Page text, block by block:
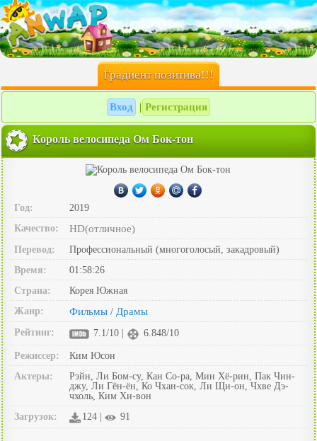
Градиент позитива!!!
Вход Регистрация
Король велосипеда Ом Бок-тон
Год:
2019
Качество:
HD(отличное)
Перевод:
Профессиональный (многоголосый, закадровый)
Время:
01:58:26
Страна:
Корея Южная
Жанр:
Фильмы / Драмы
Рейтинг: 7.1/10 | 6.848/10
Режиссер:
Ким Юсон
Актеры:
Рэйн, Ли Бом-су, Кан Со-ра, Мин Хё-рин, Пак Чин-
джу, Ли Гён-ён, Ко Чхан-сок, Ли Щи-он, Чхве Дэ-
чхоль, Ким Хи-вон
Загрузок:
124 | 91